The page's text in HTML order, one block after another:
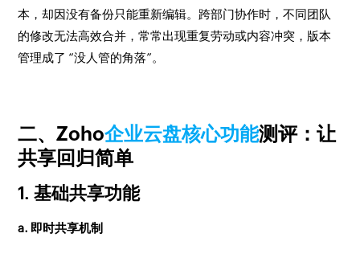
本，却因没有备份只能重新编辑。跨部门协作时，不同团队
的修改无法高效合并，常常出现重复劳动或内容冲突，版本
管理成了 “没人管的角落”。
二、Zoho企业云盘核心功能测评：让
共享回归简单
1. 基础共享功能
a. 即时共享机制